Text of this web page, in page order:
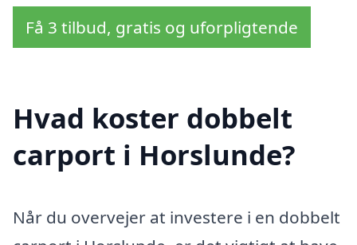
Få 3 tilbud, gratis og uforpligtende
Hvad koster dobbelt
carport i Horslunde?
Når du overvejer at investere i en dobbelt